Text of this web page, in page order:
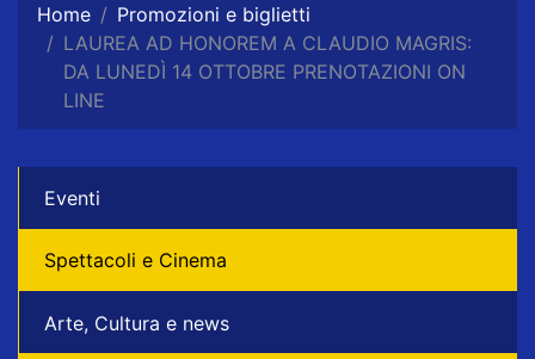
Home
Promozioni e biglietti
LAUREA AD HONOREM A CLAUDIO MAGRIS:
DA LUNEDÌ 14 OTTOBRE PRENOTAZIONI ON
LINE
Eventi
Spettacoli e Cinema
Arte, Cultura e news